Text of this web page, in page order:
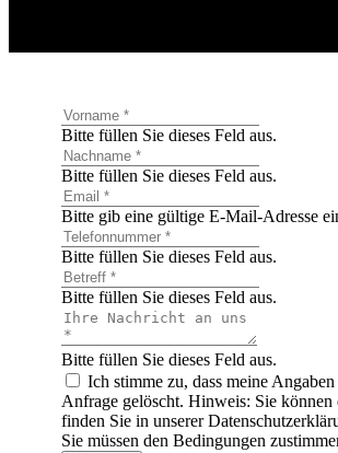
Bitte füllen Sie dieses Feld aus.
Bitte füllen Sie dieses Feld aus.
Bitte gib eine gültige E-Mail-Adresse
Bitte füllen Sie dieses Feld aus.
Bitte füllen Sie dieses Feld aus.
Bitte füllen Sie dieses Feld aus.
Ich stimme zu, dass meine
Anfrage gelöscht. Hinweis: Sie
finden Sie in unserer
Sie müssen den Bedingungen